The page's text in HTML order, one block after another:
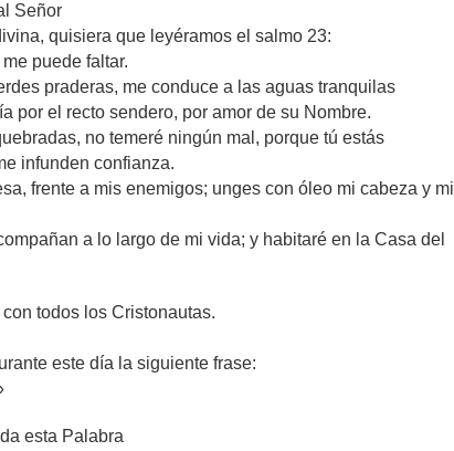
Señor
quisiera que leyéramos el salmo 23:
puede faltar.
praderas, me conduce a las aguas tranquilas
por el recto sendero, por amor de su Nombre.
no temeré ningún mal, porque tú estás
infunden confianza.
frente a mis enemigos; unges con óleo mi cabeza y mi
a lo largo de mi vida; y habitaré en la Casa del
todos los Cristonautas.
este día la siguiente frase:
esta Palabra